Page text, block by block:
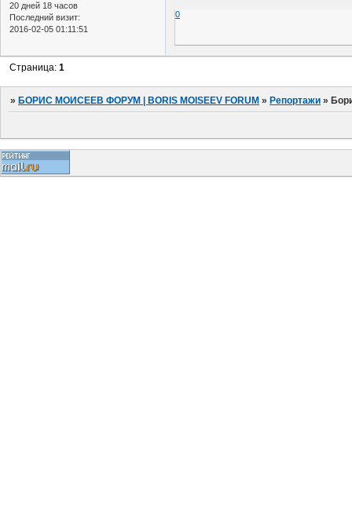
20 дней 18 часов
Последний визит:
2016-02-05 01:11:51
0
Страница:1
»БОРИС МОИСЕЕВ ФОРУМ | BORIS MOISEEV FORUM »Репортажи »